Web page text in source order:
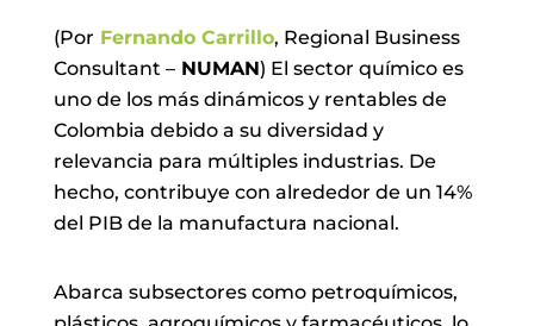
(Por Fernando Carrillo, Regional Business
Consultant –NUMAN) El sector químico es
uno de los más dinámicos y rentables de
Colombia debido a su diversidad y
relevancia para múltiples industrias. De
hecho, contribuye con alrededor de un 14%
del PIB de la manufactura nacional.
Abarca subsectores como petroquímicos,